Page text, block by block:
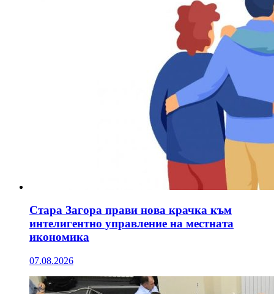
Стара Загора прави нова крачка към
интелигентно управление на местната
икономика
07.08.2026